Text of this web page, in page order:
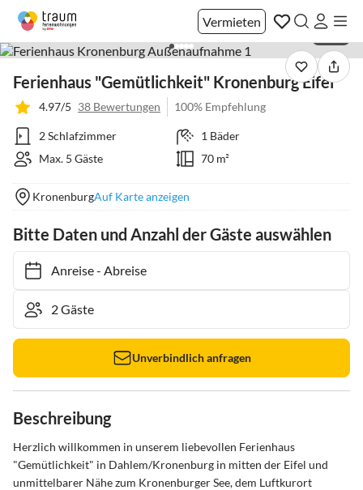
Vermieten
Ferienhaus "Gemütlichkeit" Kronenburg Eifel
4.97/5 38 Bewertungen 100% Empfehlung
2 Schlafzimmer
1 Bäder
Max. 5 Gäste
70 m²
KronenburgAuf Karte anzeigen
Bitte Daten und Anzahl der Gäste auswählen
Anreise- Abreise
Unverbindlich anfragen
Beschreibung
Herzlich willkommen in unserem liebevollen Ferienhaus
"Gemütlichkeit" in Dahlem/Kronenburg in mitten der Eifel und
unmittelbarer Nähe zum Kronenburger See, dem Luftkurort